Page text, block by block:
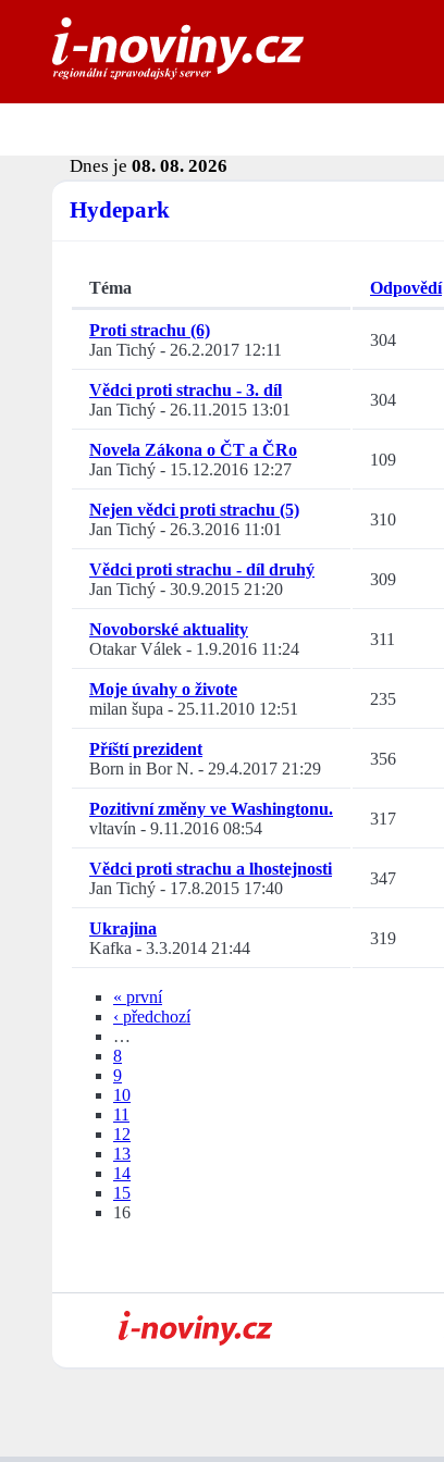
Dnes je 08. 08. 2026
Hydepark
Téma Odpovědí
Proti strachu (6)
Jan Tichý - 26.2.2017 12:11
304
Vědci proti strachu - 3. díl
Jan Tichý - 26.11.2015 13:01
304
Novela Zákona o ČT a ČRo
Jan Tichý - 15.12.2016 12:27
109
Nejen vědci proti strachu (5)
Jan Tichý - 26.3.2016 11:01
310
Vědci proti strachu - díl druhý
Jan Tichý - 30.9.2015 21:20
309
Novoborské aktuality
Otakar Válek - 1.9.2016 11:24
311
Moje úvahy o živote
milan šupa - 25.11.2010 12:51
235
Příští prezident
Born in Bor N. - 29.4.2017 21:29
356
Pozitivní změny ve Washingtonu.
vltavín - 9.11.2016 08:54
317
Vědci proti strachu a lhostejnosti
Jan Tichý - 17.8.2015 17:40
347
Ukrajina
Kafka - 3.3.2014 21:44
319
« první
‹ předchozí
…
8
9
10
11
12
13
14
15
16